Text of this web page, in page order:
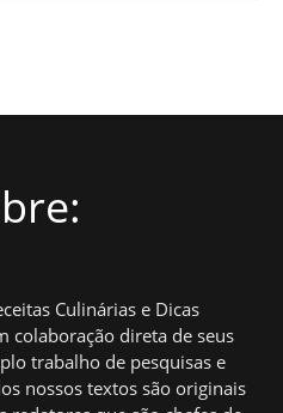
Culinárias e Dicas
colaboração direta de seus
trabalho de pesquisas e
nossos textos são originais